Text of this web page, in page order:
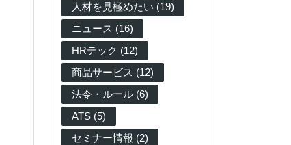
人材を見極めたい (19)
ニュース (16)
HRテック (12)
商品サービス (12)
法令・ルール (6)
ATS (5)
セミナー情報 (2)